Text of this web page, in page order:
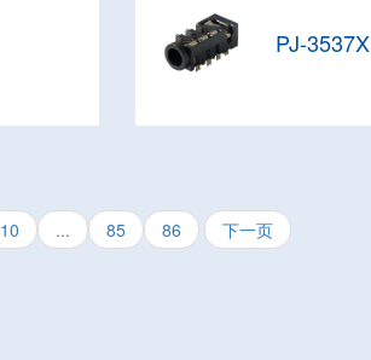
PJ-3537X
10 ... 85 86 下一页